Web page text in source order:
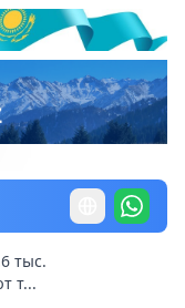
тыс.
т...